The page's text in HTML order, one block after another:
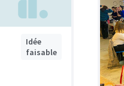
Idée
faisable